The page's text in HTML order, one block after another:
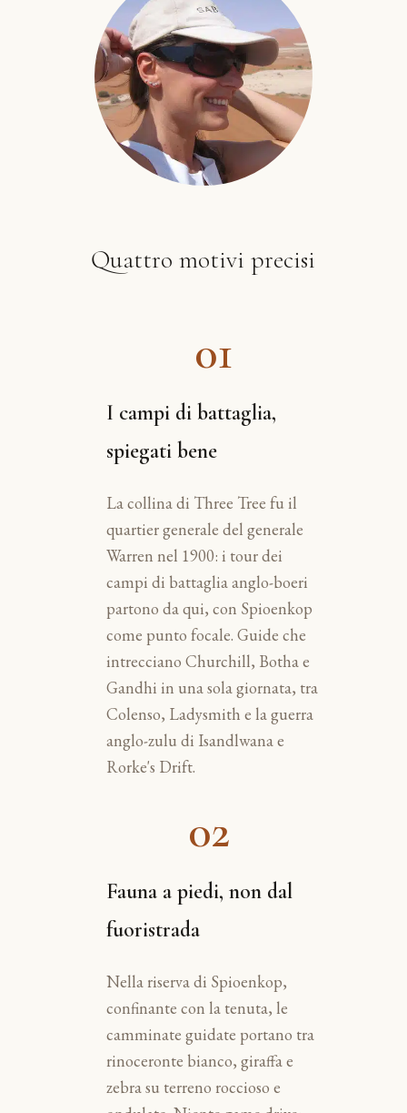
Quattro motivi precisi
01
I campi di battaglia,
spiegati bene
La collina di Three Tree fu il
quartier generale del generale
Warren nel 1900: i tour dei
campi di battaglia anglo-boeri
partono da qui, con Spioenkop
come punto focale. Guide che
intrecciano Churchill, Botha e
Gandhi in una sola giornata, tra
Colenso, Ladysmith e la guerra
anglo-zulu di Isandlwana e
Rorke's Drift.
02
Fauna a piedi, non dal
fuoristrada
Nella riserva di Spioenkop,
confinante con la tenuta, le
camminate guidate portano tra
rinoceronte bianco, giraffa e
zebra su terreno roccioso e